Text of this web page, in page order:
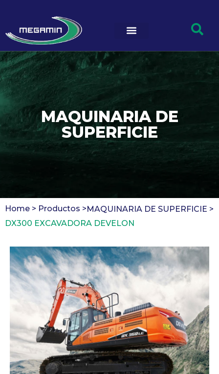
MAQUINARIA DE
SUPERFICIE
Home > Productos >MAQUINARIA DE SUPERFICIE >
DX300 EXCAVADORA DEVELON